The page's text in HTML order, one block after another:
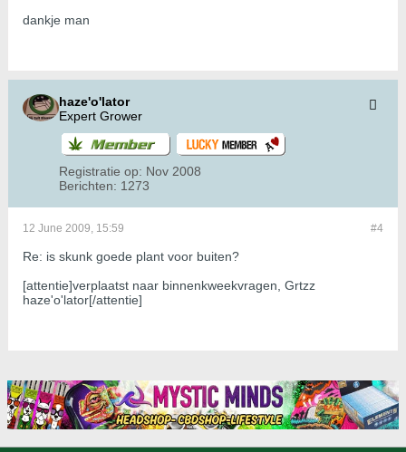
dankje man
haze'o'lator
Expert Grower
Registratie op: Nov 2008
Berichten: 1273
#4
12 June 2009, 15:59
Re: is skunk goede plant voor buiten?
[attentie]verplaatst naar binnenkweekvragen, Grtzz
haze'o'lator[/attentie]